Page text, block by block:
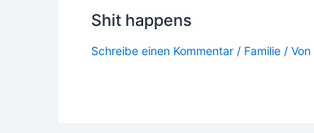
Shit happens
Schreibe einen Kommentar / Familie / Von